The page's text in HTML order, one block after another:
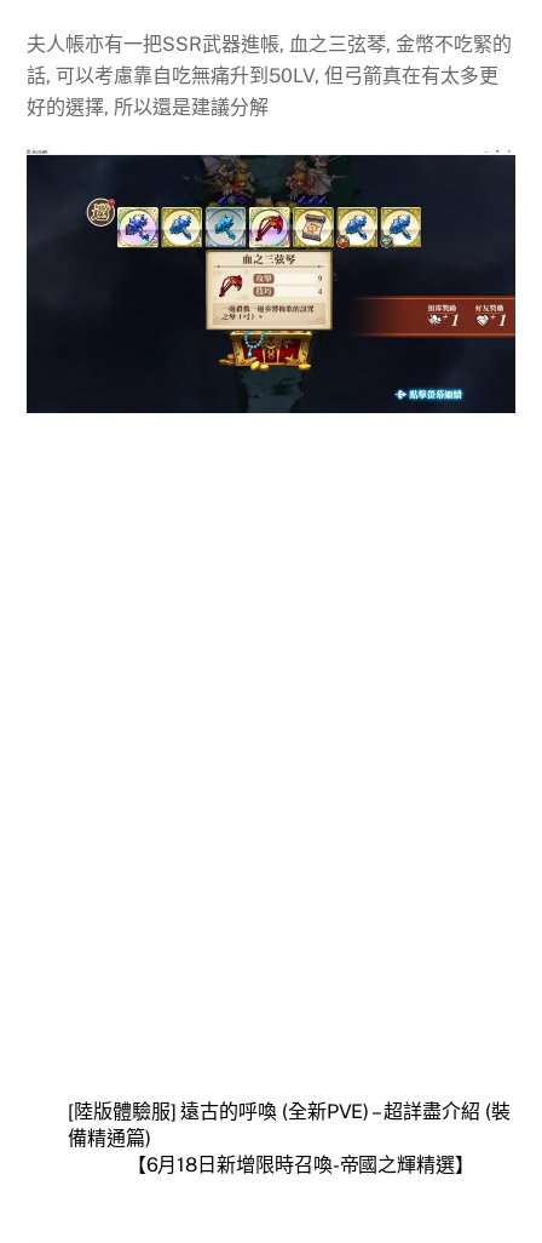
夫人帳亦有一把SSR武器進帳, 血之三弦琴, 金幣不吃緊的
話, 可以考慮靠自吃無痛升到50LV, 但弓箭真在有太多更
好的選擇, 所以還是建議分解
[陸版體驗服] 遠古的呼喚 (全新PVE) – 超詳盡介紹 (裝
備精通篇)
【6月18日新增限時召喚-帝國之輝精選】